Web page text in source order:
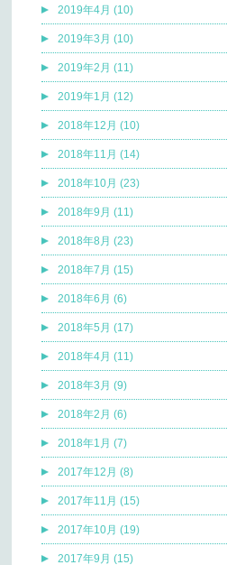
2019年4月 (10)
2019年3月 (10)
2019年2月 (11)
2019年1月 (12)
2018年12月 (10)
2018年11月 (14)
2018年10月 (23)
2018年9月 (11)
2018年8月 (23)
2018年7月 (15)
2018年6月 (6)
2018年5月 (17)
2018年4月 (11)
2018年3月 (9)
2018年2月 (6)
2018年1月 (7)
2017年12月 (8)
2017年11月 (15)
2017年10月 (19)
2017年9月 (15)